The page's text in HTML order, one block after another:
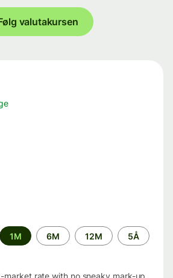
valutakursen
1M 6M 12M 5Å